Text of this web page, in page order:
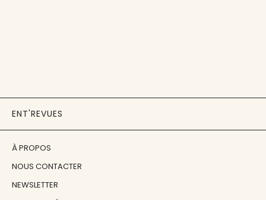
ENT'REVUES
À PROPOS
NOUS CONTACTER
NEWSLETTER